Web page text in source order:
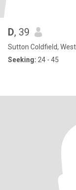
D, 39
Sutton Coldfield,
Seeking: 24 - 45